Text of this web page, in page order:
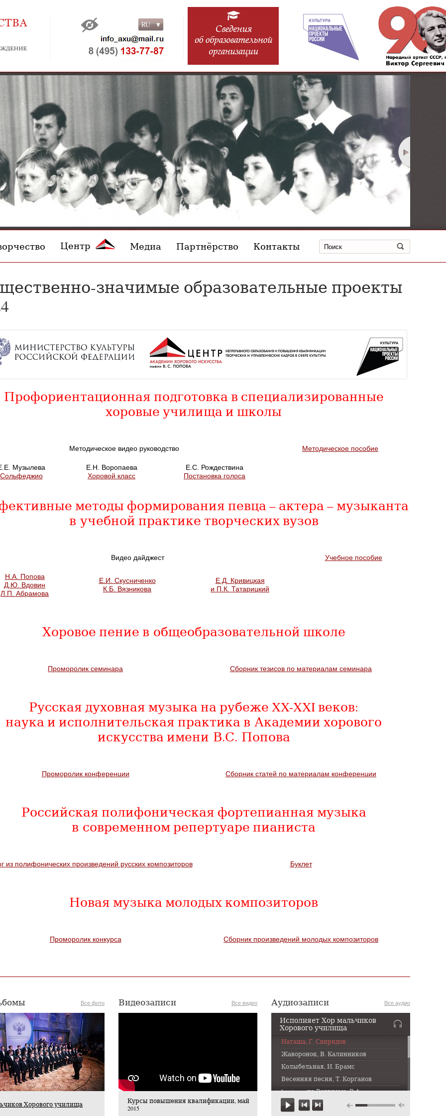
RU
RU
EN
Центр Медиа Партнёрство Контакты
значимые образовательные проекты
Профориентационная подготовка в специализированные
хоровые училища и школы
Методическое видео руководство Методическое пособие
Музылева
Сольфеджио
Е.Н. Воропаева
Хоровой класс
Е.С. Рождествина
Постановка голоса
методы формирования певца – актера – музыканта
в учебной практике творческих вузов
Видео дайджест Учебное пособие
Н.А. Попова
Д.Ю. Вдовин
Л.П. Абрамова
Е.И. Скусниченко
К.Б. Вязникова
Е.Д. Кривицкая
и П.К. Татарицкий
Хоровое пение в общеобразовательной школе
Проморолик семинара Сборник тезисов по материалам семинара
Русская духовная музыка на рубеже XX-XXIвеков:
наука и исполнительская практика в Академии хорового
искусства имени В.С. Попова
Проморолик конференции Сборник статей по материалам конференции
Российская полифоническая фортепианная музыка
в современном репертуаре пианиста
из полифонических произведений русских композиторов Буклет
Новая музыка молодых композиторов
Проморолик конкурса Сборник произведений молодых композиторов
Все фото Видеозаписи Все видео Аудиозаписи Все аудио
Хорового училища
Курсы повышения квалификации, май
2015
Исполняет Хор мальчиков
Хорового училища
Наташа, Г. Свиридов
Жаворонок, В. Калинников
Колыбельная, И. Брамс
Весенняя песня, Т. Корганов
Lacrimosa из Реквиема, В.А.
Моцарт
То не белая береза, Русская